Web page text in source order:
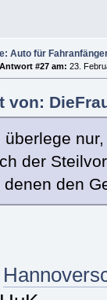
Auto für
Antwort #27 am: 23.
von:
überlege
der
denen den